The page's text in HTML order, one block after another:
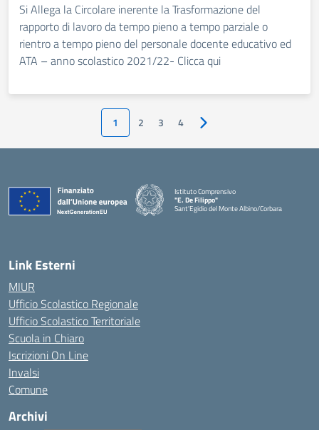
Si Allega la Circolare inerente la Trasformazione del
rapporto di lavoro da tempo pieno a tempo parziale o
rientro a tempo pieno del personale docente educativo ed
ATA – anno scolastico 2021/22- Clicca qui
1 2 3 4 Pagina successiva
Istituto Comprensivo
"E. De Filippo"
Sant'Egidio del Monte Albino/Corbara
Link Esterni
MIUR
Ufficio Scolastico Regionale
Ufficio Scolastico Territoriale
Scuola in Chiaro
Iscrizioni On Line
Invalsi
Comune
Archivi